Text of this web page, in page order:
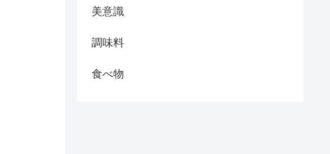
美意識
調味料
食べ物